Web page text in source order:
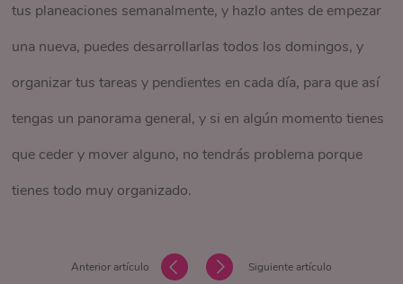
tus planeaciones semanalmente, y hazlo antes de empezar
una nueva, puedes desarrollarlas todos los domingos, y
organizar tus tareas y pendientes en cada día, para que así
tengas un panorama general, y si en algún momento tienes
que ceder y mover alguno, no tendrás problema porque
tienes todo muy organizado.
Anterior artículo Siguiente artículo